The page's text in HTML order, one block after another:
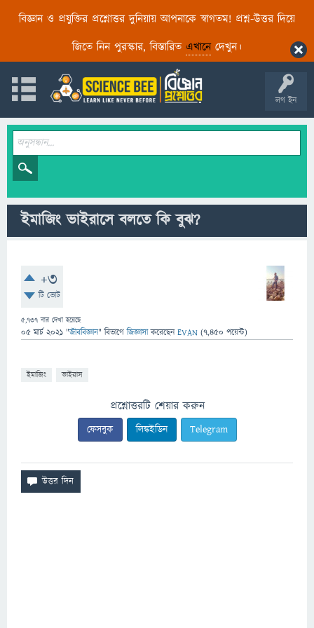
বিজ্ঞান ও প্রযুক্তির প্রশ্নোত্তর দুনিয়ায় আপনাকে স্বাগতম! প্রশ্ন-উত্তর দিয়ে
জিতে নিন পুরস্কার, বিস্তারিত এখানেদেখুন।
লগ ইন
ইমাজিং ভাইরাসে বলতে কি বুঝ?
+3
টি ভোট
5,737 বার দেখা হয়েছে
05 মার্চ 2021 "জীববিজ্ঞান" বিভাগে জিজ্ঞাসাকরেছেনEVAN (7,450 পয়েন্ট)
ইমাজিং ভাইরাস
প্রশ্নোত্তরটি শেয়ার করুন
ফেসবুক লিঙ্কইডিন Telegram